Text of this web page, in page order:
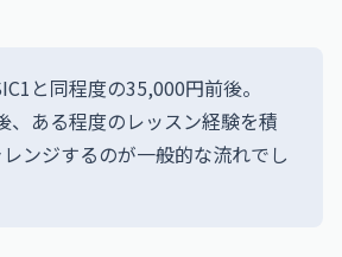
と同程度の35,000円前後。
、ある程度のレッスン経験を積
ンジするのが一般的な流れでし